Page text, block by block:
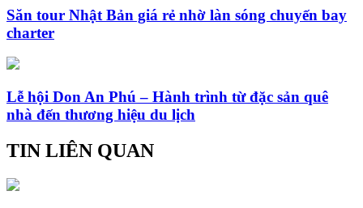
Săn tour Nhật Bản giá rẻ nhờ làn sóng chuyến bay
charter
Lễ hội Don An Phú – Hành trình từ đặc sản quê
nhà đến thương hiệu du lịch
TIN LIÊN QUAN